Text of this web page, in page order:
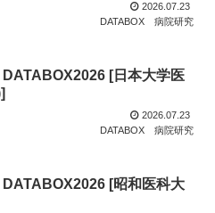
2026.07.23
DATABOX
病院研究
[日本大学医
2026.07.23
DATABOX
病院研究
[昭和医科大